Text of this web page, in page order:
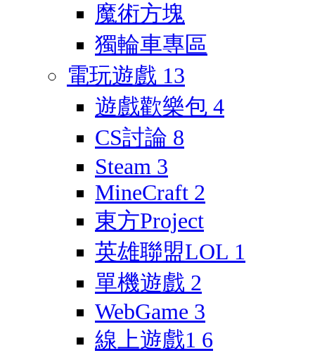
魔術方塊
獨輪車專區
電玩遊戲 13
遊戲歡樂包 4
CS討論 8
Steam 3
MineCraft 2
東方Project
英雄聯盟LOL 1
單機遊戲 2
WebGame 3
線上遊戲1 6